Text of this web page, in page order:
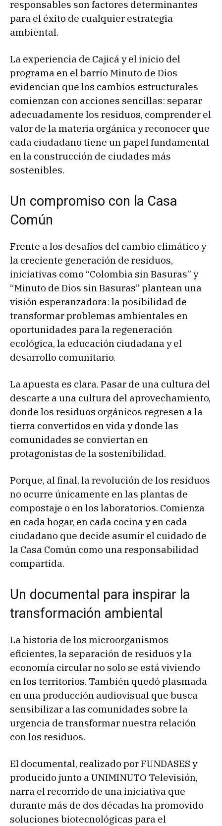
responsables son factores determinantes
para el éxito de cualquier estrategia
ambiental.
La experiencia de Cajicá y el inicio del
programa en el barrio Minuto de Dios
evidencian que los cambios estructurales
comienzan con acciones sencillas: separar
adecuadamente los residuos, comprender el
valor de la materia orgánica y reconocer que
cada ciudadano tiene un papel fundamental
en la construcción de ciudades más
sostenibles.
Un compromiso con la Casa
Común
Frente a los desafíos del cambio climático y
la creciente generación de residuos,
iniciativas como “Colombia sin Basuras” y
“Minuto de Dios sin Basuras” plantean una
visión esperanzadora: la posibilidad de
transformar problemas ambientales en
oportunidades para la regeneración
ecológica, la educación ciudadana y el
desarrollo comunitario.
La apuesta es clara. Pasar de una cultura del
descarte a una cultura del aprovechamiento,
donde los residuos orgánicos regresen a la
tierra convertidos en vida y donde las
comunidades se conviertan en
protagonistas de la sostenibilidad.
Porque, al final, la revolución de los residuos
no ocurre únicamente en las plantas de
compostaje o en los laboratorios. Comienza
en cada hogar, en cada cocina y en cada
ciudadano que decide asumir el cuidado de
la Casa Común como una responsabilidad
compartida.
Un documental para inspirar la
transformación ambiental
La historia de los microorganismos
eficientes, la separación de residuos y la
economía circular no solo se está viviendo
en los territorios. También quedó plasmada
en una producción audiovisual que busca
sensibilizar a las comunidades sobre la
urgencia de transformar nuestra relación
con los residuos.
El documental, realizado por FUNDASES y
producido junto a UNIMINUTO Televisión,
narra el recorrido de una iniciativa que
durante más de dos décadas ha promovido
soluciones biotecnológicas para el